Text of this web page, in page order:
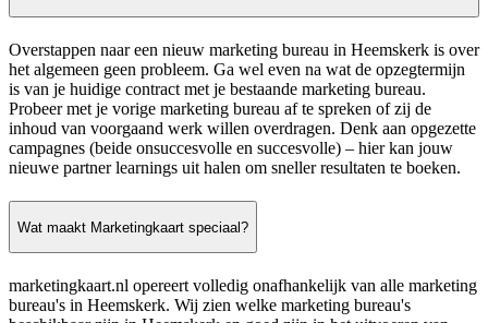
Overstappen naar een nieuw marketing bureau in Heemskerk is over
het algemeen geen probleem. Ga wel even na wat de opzegtermijn
is van je huidige contract met je bestaande marketing bureau.
Probeer met je vorige marketing bureau af te spreken of zij de
inhoud van voorgaand werk willen overdragen. Denk aan opgezette
campagnes (beide onsuccesvolle en succesvolle) – hier kan jouw
nieuwe partner learnings uit halen om sneller resultaten te boeken.
Wat maakt Marketingkaart speciaal?
marketingkaart.nl opereert volledig onafhankelijk van alle marketing
bureau's in Heemskerk. Wij zien welke marketing bureau's